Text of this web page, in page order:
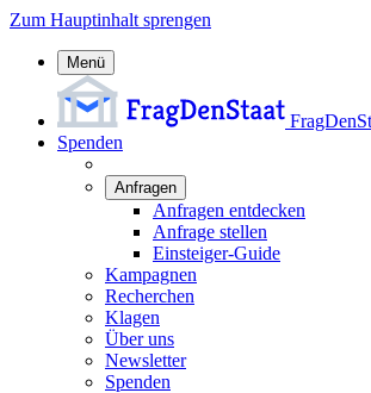
Zum Hauptinhalt sprengen
Menü
Spenden
Anfragen
Anfragen entdecken
Anfrage stellen
Einsteiger-Guide
Kampagnen
Recherchen
Klagen
Über uns
Newsletter
Spenden